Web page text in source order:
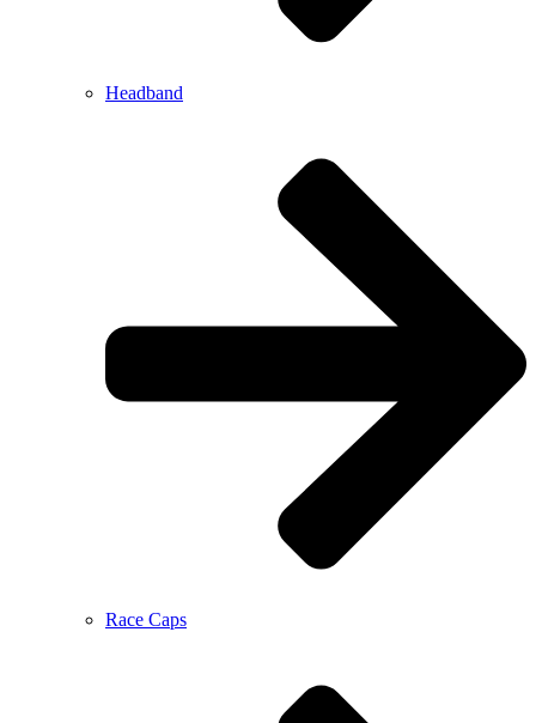
Headband
Race Caps